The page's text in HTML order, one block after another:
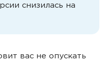
снизилась на
вас не опускать